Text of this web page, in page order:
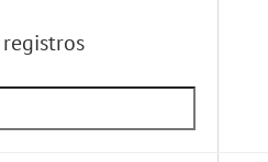
registros